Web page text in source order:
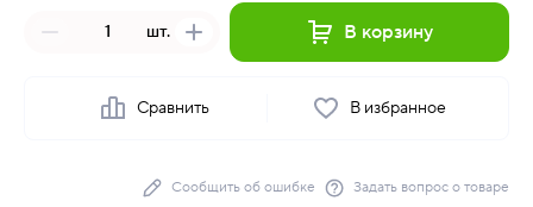
шт. В корзину
Сравнить В избранное
Сообщить об ошибке Задать вопрос о товаре